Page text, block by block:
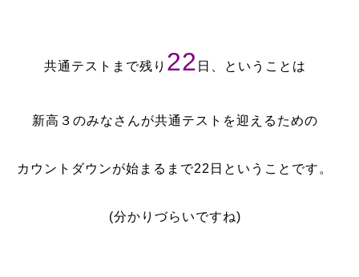
共通テストまで残り 22 日、ということは
新高３のみなさんが共通テストを迎えるための
カウントダウンが始まるまで22日ということです。
(分かりづらいですね)